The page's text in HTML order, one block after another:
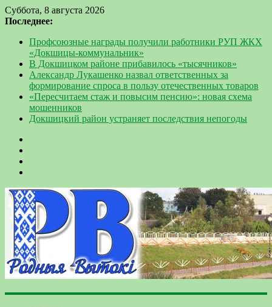
Суббота, 8 августа 2026
Последнее:
Профсоюзные награды получили работники РУП ЖКХ
«Докшицы-коммунальник»
В Докшицком районе прибавилось «тысячников»
Александр Лукашенко назвал ответственных за
формирование спроса в пользу отечественных товаров
«Пересчитаем стаж и повысим пенсию»: новая схема
мошенников
Докшицкий район устраняет последствия непогоды